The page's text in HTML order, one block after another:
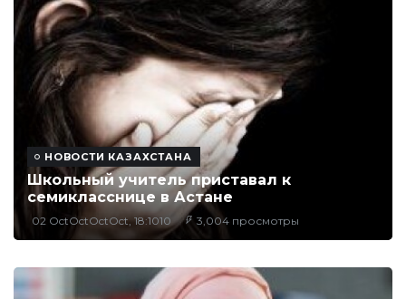
НОВОСТИ КАЗАХСТАНА
Школьный учитель приставал к
семикласснице в Астане
02 OctOctOctOct, 18:1010 3,004 просмотры